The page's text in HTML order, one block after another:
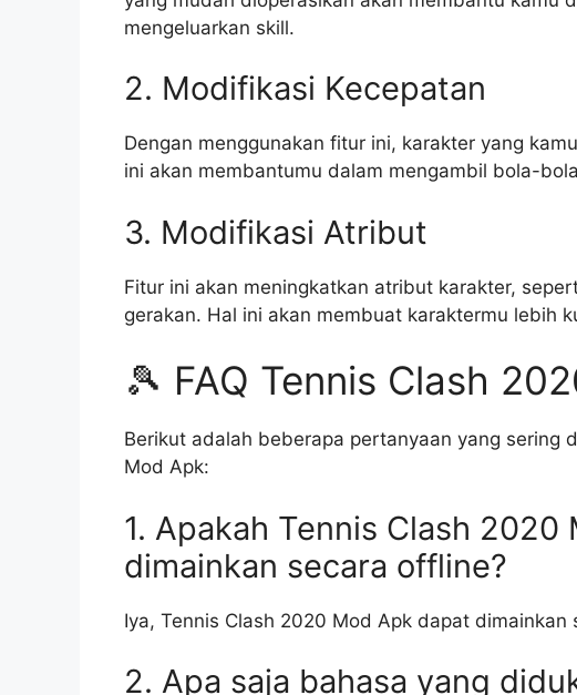
mengeluarkan skill.
2. Modifikasi Kecepatan
Dengan menggunakan fitur ini, karakter yang
ini akan membantumu dalam mengambil bola-
3. Modifikasi Atribut
Fitur ini akan meningkatkan atribut karakter,
gerakan. Hal ini akan membuat karaktermu lebih
🎾 FAQ Tennis Clash
Berikut adalah beberapa pertanyaan yang sering
Mod Apk:
1. Apakah Tennis Clash 2020
dimainkan secara offline?
Iya, Tennis Clash 2020 Mod Apk dapat
2. Apa saja bahasa yang